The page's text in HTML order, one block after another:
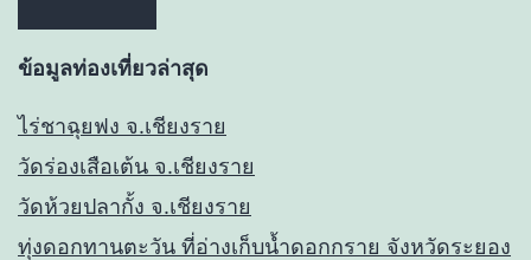
ข้อมูลท่องเที่ยวล่าสุด
ไร่ชาฉุยฟง จ.เชียงราย
วัดร่องเสือเต้น จ.เชียงราย
วัดห้วยปลากั้ง จ.เชียงราย
ทุ่งดอกทานตะวัน ที่อ่างเก็บน้ำดอกกราย จังหวัดระยอง